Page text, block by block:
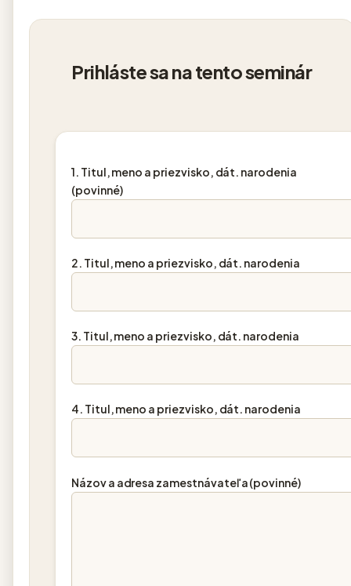
Prihláste sa na tento seminár
1. Titul, meno a priezvisko, dát. narodenia
(povinné)
2. Titul, meno a priezvisko, dát. narodenia
3. Titul, meno a priezvisko, dát. narodenia
4. Titul, meno a priezvisko, dát. narodenia
Názov a adresa zamestnávateľa (povinné)